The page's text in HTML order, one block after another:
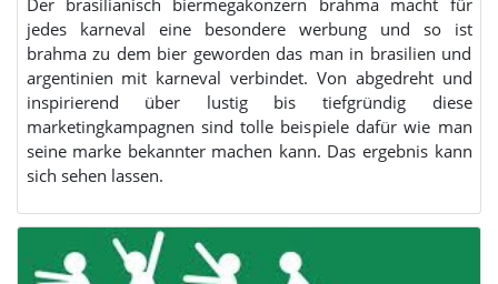
Der brasilianisch biermegakonzern brahma macht für
jedes karneval eine besondere werbung und so ist
brahma zu dem bier geworden das man in brasilien und
argentinien mit karneval verbindet. Von abgedreht und
inspirierend über lustig bis tiefgründig diese
marketingkampagnen sind tolle beispiele dafür wie man
seine marke bekannter machen kann. Das ergebnis kann
sich sehen lassen.